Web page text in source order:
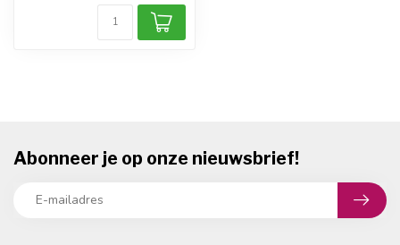
Abonneer je op onze nieuwsbrief!